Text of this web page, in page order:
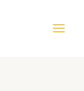
Menu